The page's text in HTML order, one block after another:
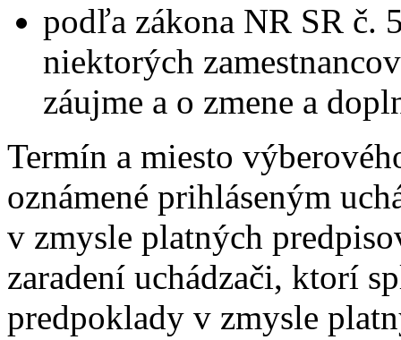
podľa zákona NR SR č.
niektorých
záujme a o zmene a
Termín a miesto
oznámené prihláseným
v zmysle platných
zaradení uchádzači, ktorí
predpoklady v zmysle